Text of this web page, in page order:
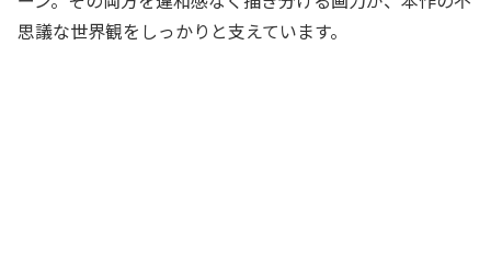
思議な世界観をしっかりと支えています。